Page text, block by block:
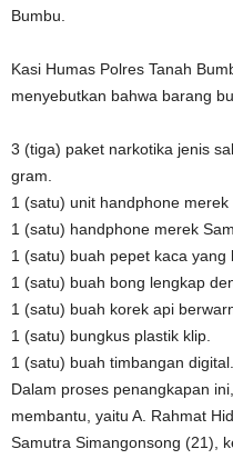
Bumbu.
Kasi Humas Polres Tanah
menyebutkan bahwa barang
3 (tiga) paket narkotika jenis
gram.
1 (satu) unit handphone
1 (satu) handphone merek
1 (satu) buah pepet kaca
1 (satu) buah bong lengkap
1 (satu) buah korek api
1 (satu) bungkus plastik klip.
1 (satu) buah timbangan digital.
Dalam proses penangkapan
membantu, yaitu A. Rahmat
Samutra Simangonsong (21),